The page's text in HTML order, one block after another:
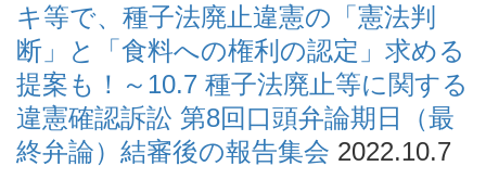
キ等で、種子法廃止違憲の「憲法判
断」と「食料への権利の認定」求める
提案も！～10.7 種子法廃止等に関する
違憲確認訴訟 第8回口頭弁論期日（最
終弁論）結審後の報告集会 2022.10.7